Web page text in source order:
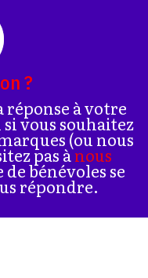
?
réponse à votre
vous souhaitez
(ou nous
pas ànous
bénévoles se
répondre.